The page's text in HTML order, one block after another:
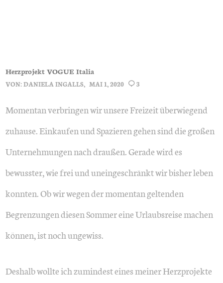
Herzprojekt VOGUE Italia
VON:DANIELA INGALLS MAI 1, 2020 3
Momentan verbringen wir unsere Freizeit überwiegend
zuhause. Einkaufen und Spazieren gehen sind die großen
Unternehmungen nach draußen. Gerade wird es
bewusster, wie frei und uneingeschränkt wir bisher leben
konnten. Ob wir wegen der momentan geltenden
Begrenzungen diesen Sommer eine Urlaubsreise machen
können, ist noch ungewiss.
Deshalb wollte ich zumindest eines meiner Herzprojekte